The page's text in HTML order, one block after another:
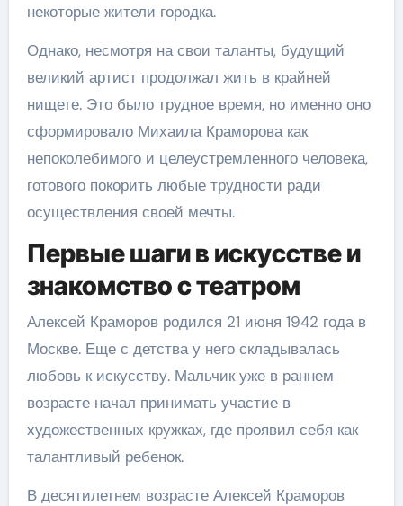
некоторые жители городка.
Однако, несмотря на свои таланты, будущий
великий артист продолжал жить в крайней
нищете. Это было трудное время, но именно оно
сформировало Михаила Краморова как
непоколебимого и целеустремленного человека,
готового покорить любые трудности ради
осуществления своей мечты.
Первые шаги в искусстве и
знакомство с театром
Алексей Краморов родился 21 июня 1942 года в
Москве. Еще с детства у него складывалась
любовь к искусству. Мальчик уже в раннем
возрасте начал принимать участие в
художественных кружках, где проявил себя как
талантливый ребенок.
В десятилетнем возрасте Алексей Краморов